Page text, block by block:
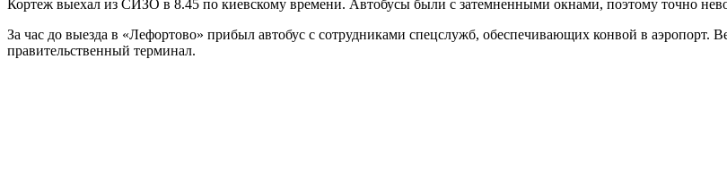
Кортеж выехал из СИЗО в 8.45 по киевскому времени. Автобусы были с затемненными окнами, поэтому точно
За час до выезда в «Лефортово» прибыл автобус с сотрудниками спецслужб, обеспечивающих конвой в аэропорт.
правительственный терминал.